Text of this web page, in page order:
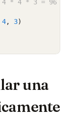
* 4 * 3 = 96
4, 3)
una